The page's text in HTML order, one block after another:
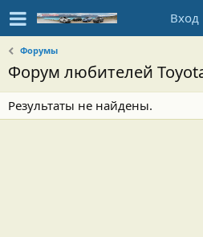
Вход
Форумы
Форум любителей
Результаты не найдены.